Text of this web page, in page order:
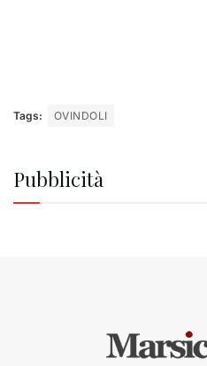
Tags: OVINDOLI
Pubblicità